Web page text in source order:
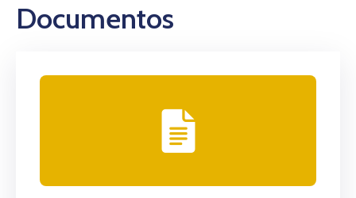
Documentos